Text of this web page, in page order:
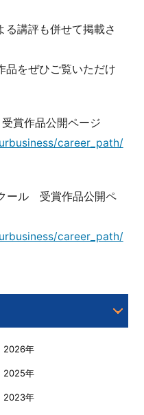
る講評も併せて掲載さ
品をぜひご覧いただけ
賞作品公開ページ
career_path/
ール 受賞作品公開ペ
career_path/
2026年
2025年
2023年